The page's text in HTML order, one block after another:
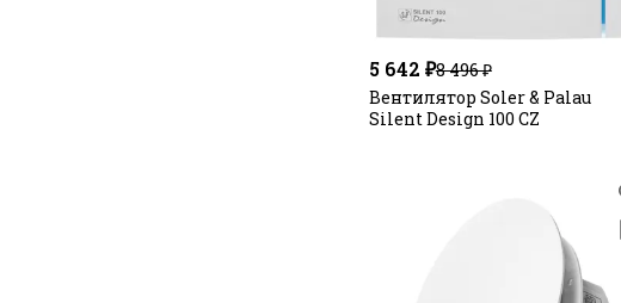
5 642 ₽8 496 ₽
Вентилятор Soler & Palau
Silent Design 100 CZ